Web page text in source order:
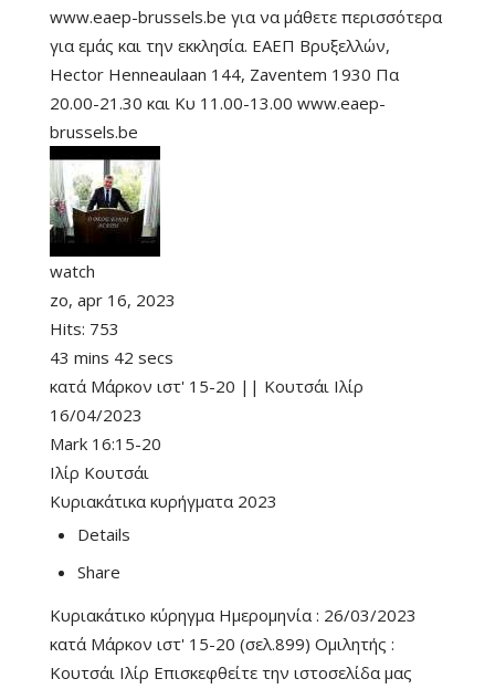
www.eaep-brussels.be για να μάθετε περισσότερα
για εμάς και την εκκλησία. ΕΑΕΠ Βρυξελλών,
Hector Henneaulaan 144, Zaventem 1930 Πα
20.00-21.30 και Κυ 11.00-13.00 www.eaep-
brussels.be
watch
zo, apr 16, 2023
Hits: 753
43 mins 42 secs
κατά Μάρκον ιστ' 15-20 || Κουτσάι Ιλίρ
16/04/2023
Mark 16:15-20
Ιλίρ Κουτσάι
Κυριακάτικα κυρήγματα 2023
Details
Share
Κυριακάτικο κύρηγμα Ημερομηνία : 26/03/2023
κατά Μάρκον ιστ' 15-20 (σελ.899) Ομιλητής :
Κουτσάι Ιλίρ Επισκεφθείτε την ιστοσελίδα μας